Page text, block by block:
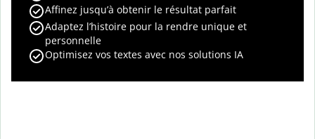
Affinez jusqu’à obtenir le résultat parfait
Adaptez l’histoire pour la rendre unique et
personnelle
Optimisez vos textes avec nos solutions IA